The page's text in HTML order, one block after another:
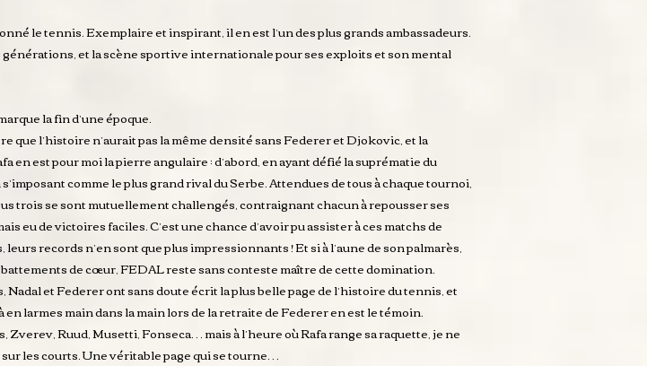
le tennis. Exemplaire et inspirant, il en est l’un des plus grands ambassadeurs.
et la scène sportive internationale pour ses exploits et son mental
la fin d’une époque.
l’histoire n’aurait pas la même densité sans Federer et Djokovic, et la
en est pour moi la pierre angulaire : d’abord, en ayant défié la suprématie du
comme le plus grand rival du Serbe. Attendues de tous à chaque tournoi,
trois se sont mutuellement challengés, contraignant chacun à repousser ses
eu de victoires faciles. C’est une chance d’avoir pu assister à ces matchs de
records n’en sont que plus impressionnants ! Et si à l’aune de son palmarès,
de cœur, FEDAL reste sans conteste maître de cette domination.
et Federer ont sans doute écrit la plus belle page de l’histoire du tennis, et
larmes main dans la main lors de la retraite de Federer en est le témoin.
Ruud, Musetti, Fonseca… mais à l’heure où Rafa range sa raquette, je ne
les courts. Une véritable page qui se tourne…